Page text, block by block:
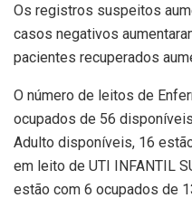
Os registros suspeitos
casos negativos
pacientes recuperados
O número de leitos de
ocupados de 56
Adulto disponíveis, 16
em leito de UTI INFANTIL
estão com 6 ocupados de